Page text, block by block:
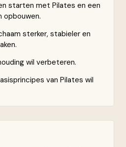
starten met Pilates en een
opbouwen.
sterker, stabieler en
wil verbeteren.
van Pilates wil